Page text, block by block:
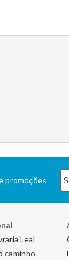
promoções
Leal
caminho